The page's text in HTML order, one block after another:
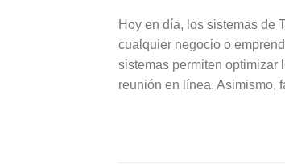
Hoy en día, los sistemas de
cualquier negocio o
sistemas permiten optimizar
reunión en línea. Asimismo,